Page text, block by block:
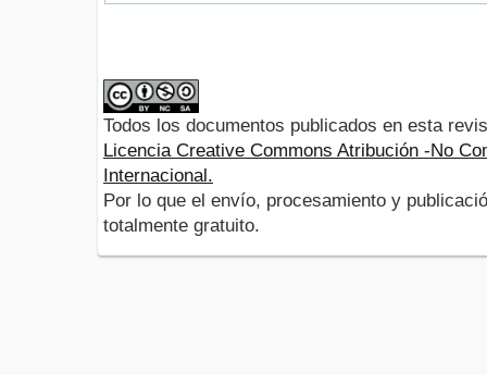
Todos los documentos publicados en esta
Licencia Creative Commons Atribución -No
Internacional.
Por lo que el envío, procesamiento y
totalmente gratuito.